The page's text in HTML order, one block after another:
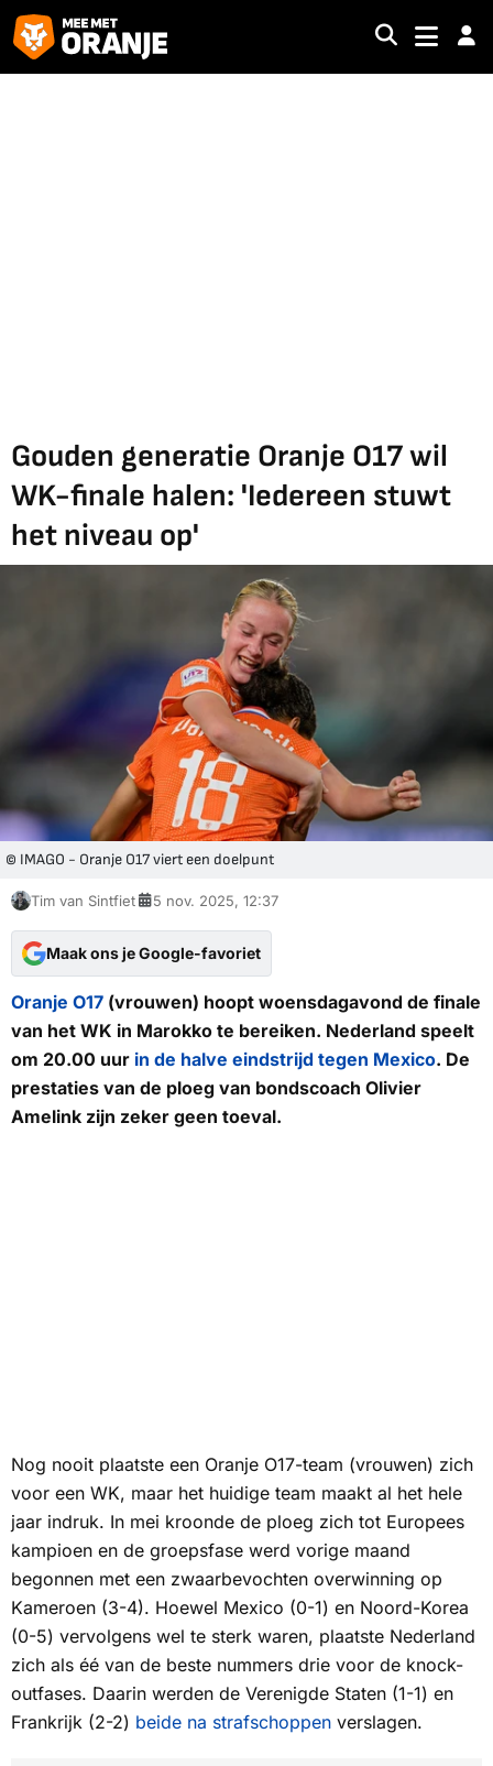
Gouden generatie Oranje O17 wil
WK-finale halen: 'Iedereen stuwt
het niveau op'
© IMAGO - Oranje O17 viert een doelpunt
Tim van Sintfiet 5 nov. 2025, 12:37
Maak ons je Google-favoriet
Oranje O17 (vrouwen) hoopt woensdagavond de finale
van het WK in Marokko te bereiken. Nederland speelt
om 20.00 uur in de halve eindstrijd tegen Mexico. De
prestaties van de ploeg van bondscoach Olivier
Amelink zijn zeker geen toeval.
Nog nooit plaatste een Oranje O17-team (vrouwen) zich
voor een WK, maar het huidige team maakt al het hele
jaar indruk. In mei kroonde de ploeg zich tot Europees
kampioen en de groepsfase werd vorige maand
begonnen met een zwaarbevochten overwinning op
Kameroen (3-4). Hoewel Mexico (0-1) en Noord-Korea
(0-5) vervolgens wel te sterk waren, plaatste Nederland
zich als éé van de beste nummers drie voor de knock-
outfases. Daarin werden de Verenigde Staten (1-1) en
Frankrijk (2-2) beide na strafschoppen verslagen.